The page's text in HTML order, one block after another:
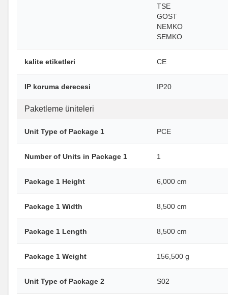
TSE
GOST
NEMKO
SEMKO
kalite etiketleri CE
IP koruma derecesi IP20
Paketleme üniteleri
Unit Type of Package 1 PCE
Number of Units in Package 1 1
Package 1 Height 6,000 cm
Package 1 Width 8,500 cm
Package 1 Length 8,500 cm
Package 1 Weight 156,500 g
Unit Type of Package 2 S02